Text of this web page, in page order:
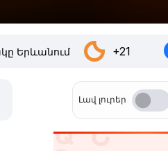
Երևանում +21
Լավ լուրեր